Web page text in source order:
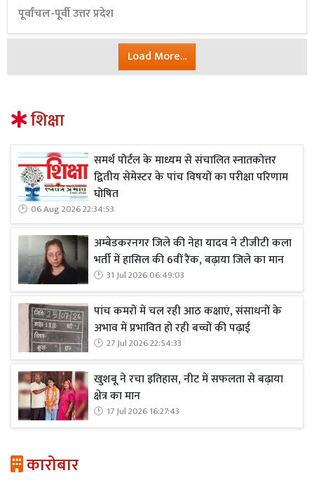
पूर्वांचल-पूर्वी उत्तर प्रदेश
Load More...
शिक्षा
समर्थ पोर्टल के माध्यम से संचालित स्नातकोत्तर
द्वितीय सेमेस्टर के पांच विषयों का परीक्षा परिणाम
घोषित
06 Aug 2026 22:34:53
अम्बेडकरनगर जिले की नेहा यादव ने टीजीटी कला
भर्ती में हासिल की 6वीं रैंक, बढ़ाया जिले का मान
31 Jul 2026 06:49:03
पांच कमरों में चल रही आठ कक्षाएं, संसाधनों के
अभाव में प्रभावित हो रही बच्चों की पढ़ाई
27 Jul 2026 22:54:33
खुशबू ने रचा इतिहास, नीट में सफलता से बढ़ाया
क्षेत्र का मान
17 Jul 2026 16:27:43
कारोबार